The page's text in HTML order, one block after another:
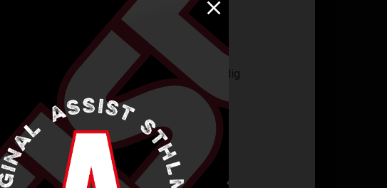
med medelstor konkavitet för smidig